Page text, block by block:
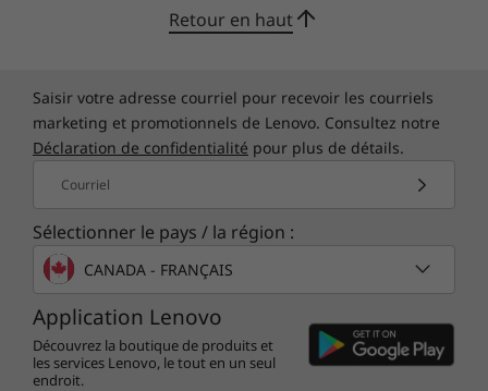
Retour en haut
Saisir votre adresse courriel pour recevoir les courriels
marketing et promotionnels de Lenovo. Consultez notre
Déclaration de confidentialité pour plus de détails.
Courriel
Sélectionner le pays / la région :
CANADA - FRANÇAIS
Application Lenovo
Découvrez la boutique de produits et
les services Lenovo, le tout en un seul
endroit.